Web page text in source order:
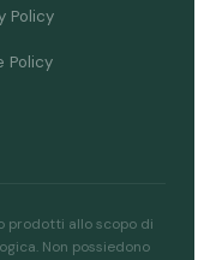
Policy
Policy
prodotti allo scopo di
Non possiedono